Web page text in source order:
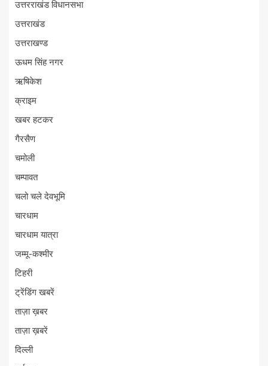
उत्तरराखंड विधानसभा
उत्तराखंड
उत्तराखण्ड
ऊधम सिंह नगर
ऋषिकेश
क्राइम
खबर हटकर
गैरसैण
चमोली
चम्पावत
चलो चले देवभूमि
चारधाम
चारधाम यात्रा
जम्मू-कश्मीर
टिहरी
ट्रेंडिंग खबरें
ताज़ा ख़बर
ताज़ा ख़बरें
दिल्ली